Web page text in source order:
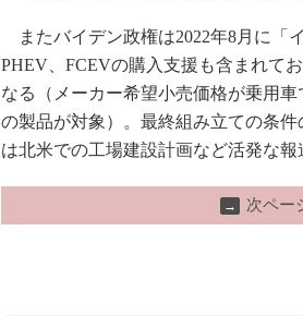
またバイデン政権は2022年8月に「
PHEV、FCEVの購入支援も含まれて
なる（メーカー希望小売価格が乗用
の製品が対象）。最終組み立ての条
は北米での工場建設計画など活発な報
→ 次ペー